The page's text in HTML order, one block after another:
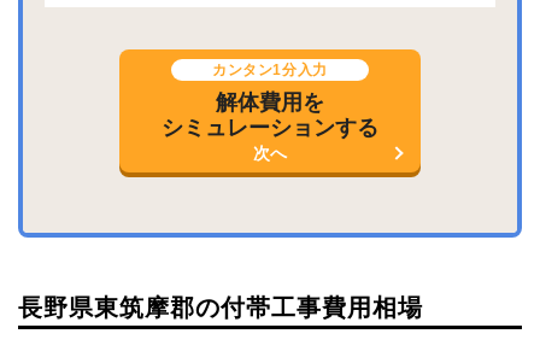
カンタン1分入力
解体費用を
シミュレーションする
次へ
長野県東筑摩郡の付帯工事費用相場